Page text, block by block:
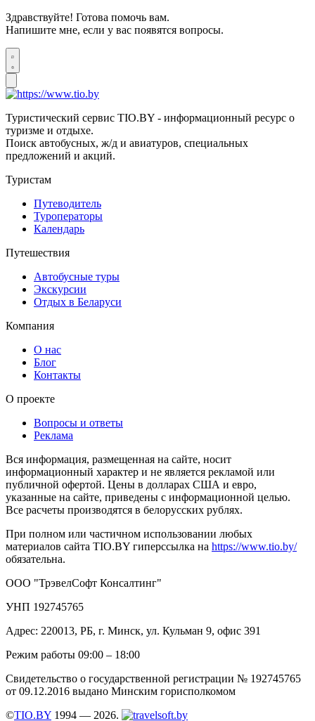
Здравствуйте! Готова помочь вам.
Напишите мне, если у вас появятся вопросы.
Туристический сервис TIO.BY - информационный ресурс о
туризме и отдыхе.
Поиск автобусных, ж/д и авиатуров, специальных
предложений и акций.
Туристам
Путеводитель
Туроператоры
Календарь
Путешествия
Автобусные туры
Экскурсии
Отдых в Беларуси
Компания
О нас
Блог
Контакты
О проекте
Вопросы и ответы
Реклама
Вся информация, размещенная на сайте, носит
информационный характер и не является рекламой или
публичной офертой. Цены в долларах США и евро,
указанные на сайте, приведены с информационной целью.
Все расчеты производятся в белорусских рублях.
При полном или частичном использовании любых
материалов сайта TIO.BY гиперссылка на https://www.tio.by/
обязательна.
ООО "ТрэвелСофт Консалтинг"
УНП 192745765
Адрес: 220013, РБ, г. Минск, ул. Кульман 9, офис 391
Режим работы 09:00 – 18:00
Свидетельство о государственной регистрации № 192745765
от 09.12.2016 выдано Минским горисполкомом
©TIO.BY 1994 — 2026.